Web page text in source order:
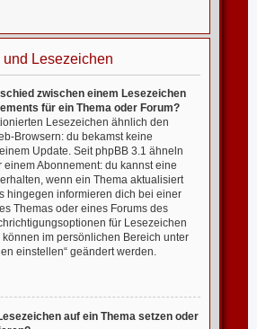
Lesezeichen
zwischen einem Lesezeichen
für ein Thema oder Forum?
Lesezeichen ähnlich den
Browsern: du bekamst keine
Update. Seit phpBB 3.1 ähneln
einem Abonnement: du kannst eine
wenn ein Thema aktualisiert
hingegen informieren dich bei einer
Themas oder eines Forums des
für Lesezeichen
im persönlichen Bereich unter
einstellen“ geändert werden.
auf ein Thema setzen oder